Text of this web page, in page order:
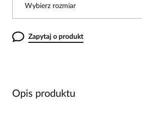
Wybierz rozmiar
Zapytaj o produkt
Opis produktu